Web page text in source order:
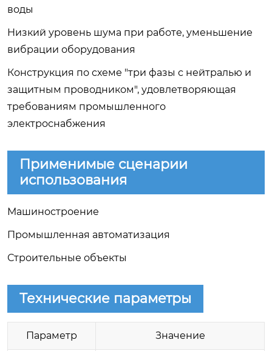
воды
Низкий уровень шума при работе, уменьшение
вибрации оборудования
Конструкция по схеме "три фазы с нейтралью и
защитным проводником", удовлетворяющая
требованиям промышленного
электроснабжения
Применимые сценарии
использования
Машиностроение
Промышленная автоматизация
Строительные объекты
Технические параметры
Параметр Значение